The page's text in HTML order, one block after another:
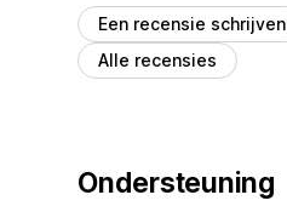
Een recensie schrijven
Alle recensies
Ondersteuning